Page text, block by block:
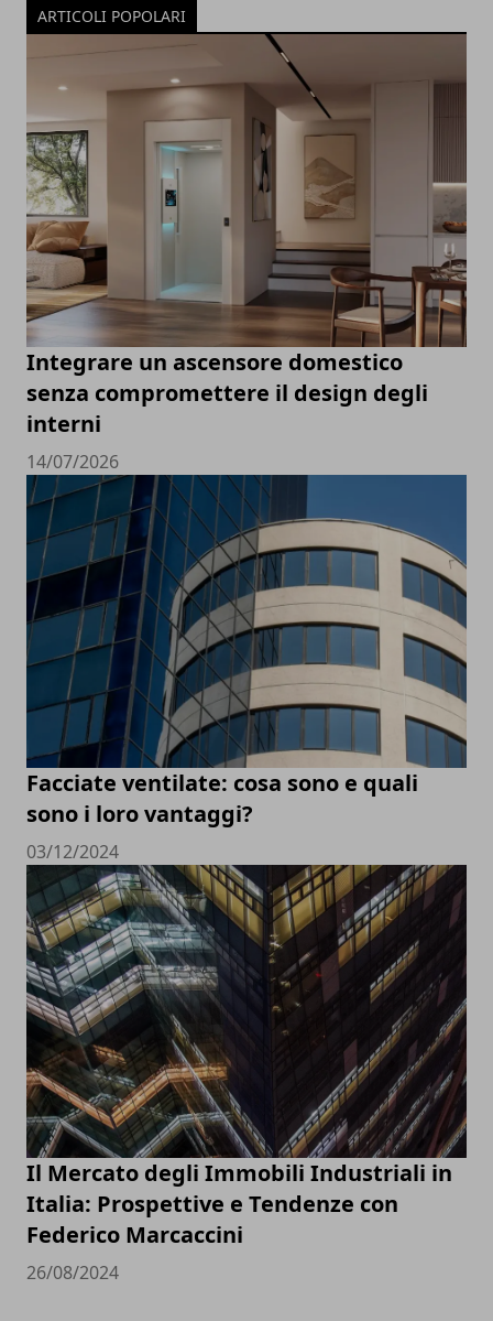
ARTICOLI POPOLARI
Integrare un ascensore domestico
senza compromettere il design degli
interni
14/07/2026
Facciate ventilate: cosa sono e quali
sono i loro vantaggi?
03/12/2024
Il Mercato degli Immobili Industriali in
Italia: Prospettive e Tendenze con
Federico Marcaccini
26/08/2024